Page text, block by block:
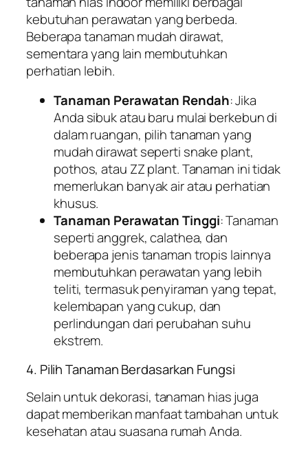
kebutuhan perawatan yang berbeda.
Beberapa tanaman mudah dirawat,
sementara yang lain membutuhkan
perhatian lebih.
Tanaman Perawatan Rendah: Jika
Anda sibuk atau baru mulai berkebun di
dalam ruangan, pilih tanaman yang
mudah dirawat seperti snake plant,
pothos, atau ZZ plant. Tanaman ini tidak
memerlukan banyak air atau perhatian
khusus.
Tanaman Perawatan Tinggi: Tanaman
seperti anggrek, calathea, dan
beberapa jenis tanaman tropis lainnya
membutuhkan perawatan yang lebih
teliti, termasuk penyiraman yang tepat,
kelembapan yang cukup, dan
perlindungan dari perubahan suhu
ekstrem.
4. Pilih Tanaman Berdasarkan Fungsi
Selain untuk dekorasi, tanaman hias juga
dapat memberikan manfaat tambahan untuk
kesehatan atau suasana rumah Anda.